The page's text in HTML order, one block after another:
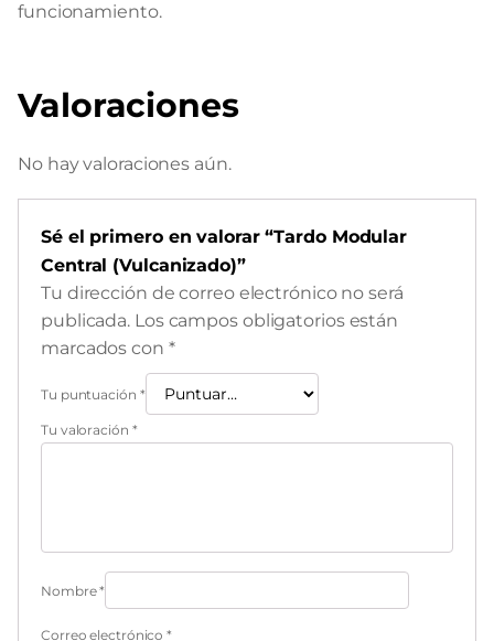
funcionamiento.
Valoraciones
No hay valoraciones aún.
Sé el primero en valorar “Tardo Modular
Central (Vulcanizado)”
Tu dirección de correo electrónico no será
publicada. Los campos obligatorios están
marcados con *
Tu puntuación *
Tu valoración *
Nombre*
Correo electrónico*